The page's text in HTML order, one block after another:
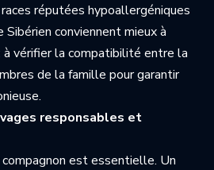
réputées hypoallergéniques
conviennent mieux à
vérifier la compatibilité entre la
de la famille pour garantir
responsables et
compagnon est essentielle. Un